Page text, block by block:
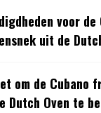
voor de
uit de
om de Cubano
Dutch Oven te